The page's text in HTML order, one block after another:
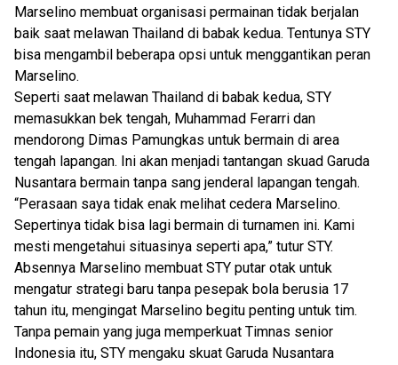
Marselino membuat organisasi permainan tidak berjalan
baik saat melawan Thailand di babak kedua. Tentunya STY
bisa mengambil beberapa opsi untuk menggantikan peran
Marselino.
Seperti saat melawan Thailand di babak kedua, STY
memasukkan bek tengah, Muhammad Ferarri dan
mendorong Dimas Pamungkas untuk bermain di area
tengah lapangan. Ini akan menjadi tantangan skuad Garuda
Nusantara bermain tanpa sang jenderal lapangan tengah.
“Perasaan saya tidak enak melihat cedera Marselino.
Sepertinya tidak bisa lagi bermain di turnamen ini. Kami
mesti mengetahui situasinya seperti apa,” tutur STY.
Absennya Marselino membuat STY putar otak untuk
mengatur strategi baru tanpa pesepak bola berusia 17
tahun itu, mengingat Marselino begitu penting untuk tim.
Tanpa pemain yang juga memperkuat Timnas senior
Indonesia itu, STY mengaku skuat Garuda Nusantara